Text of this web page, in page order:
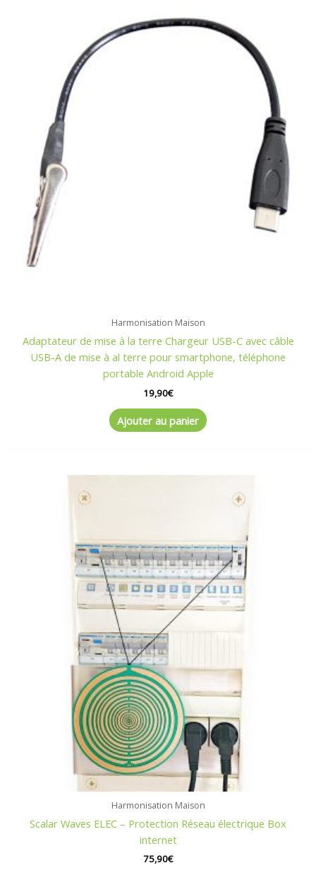
Harmonisation Maison
Adaptateur de mise à la terre Chargeur USB-C avec câble
USB-A de mise à al terre pour smartphone, téléphone
portable Android Apple
19,90€
Ajouter au panier
Harmonisation Maison
Scalar Waves ELEC – Protection Réseau électrique Box
internet
75,90€